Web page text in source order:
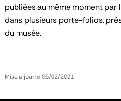
publiées au même moment par
dans plusieurs porte-folios,
du musée.
Mise à jour le 05/02/2021